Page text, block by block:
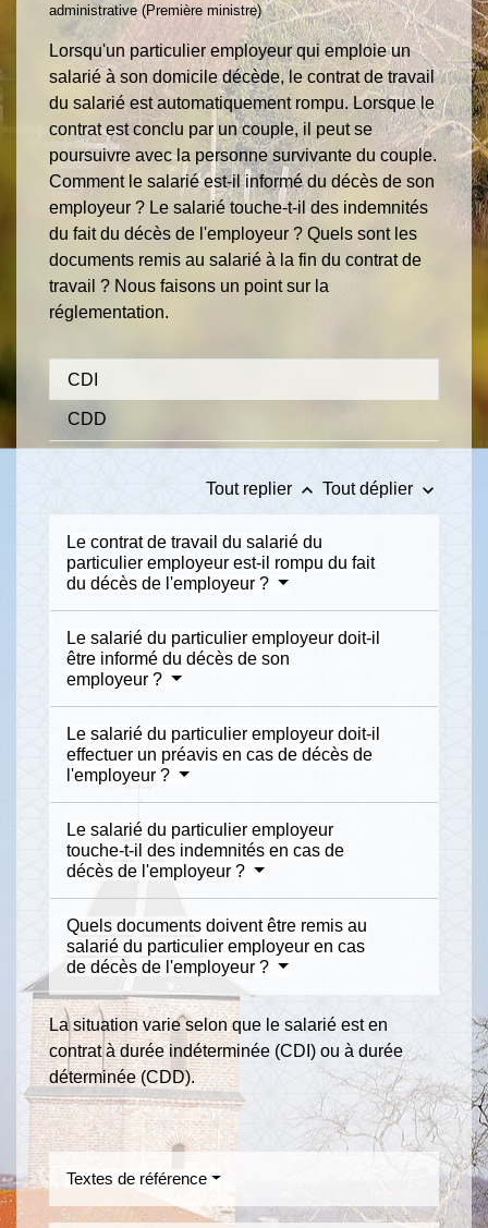
administrative (Première ministre)
Lorsqu'un particulier employeur qui emploie un
salarié à son domicile décède, le contrat de travail
du salarié est automatiquement rompu. Lorsque le
contrat est conclu par un couple, il peut se
poursuivre avec la personne survivante du couple.
Comment le salarié est-il informé du décès de son
employeur ? Le salarié touche-t-il des indemnités
du fait du décès de l'employeur ? Quels sont les
documents remis au salarié à la fin du contrat de
travail ? Nous faisons un point sur la
réglementation.
CDI
CDD
Tout replier keyboard_arrow_up Tout déplier keyboard_arrow_down
Le contrat de travail du salarié du
particulier employeur est-il rompu du fait
du décès de l'employeur ?
Le salarié du particulier employeur doit-il
être informé du décès de son
employeur ?
Le salarié du particulier employeur doit-il
effectuer un préavis en cas de décès de
l'employeur ?
Le salarié du particulier employeur
touche-t-il des indemnités en cas de
décès de l'employeur ?
Quels documents doivent être remis au
salarié du particulier employeur en cas
de décès de l'employeur ?
La situation varie selon que le salarié est en
contrat à durée indéterminée (CDI) ou à durée
déterminée (CDD).
Textes de référence